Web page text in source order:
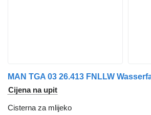
MAN TGA 03 26.413 FNLLW
Cijena na upit
Cisterna za mlijeko